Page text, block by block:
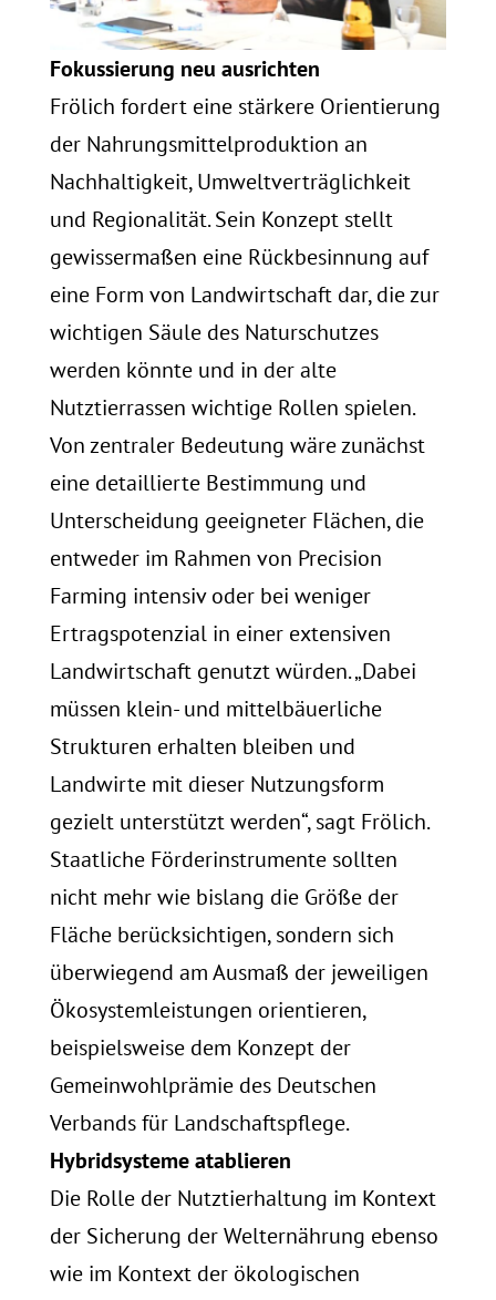
Fokussierung neu ausrichten
Frölich fordert eine stärkere Orientierung
der Nahrungsmittelproduktion an
Nachhaltigkeit, Umweltverträglichkeit
und Regionalität. Sein Konzept stellt
gewissermaßen eine Rückbesinnung auf
eine Form von Landwirtschaft dar, die zur
wichtigen Säule des Naturschutzes
werden könnte und in der alte
Nutztierrassen wichtige Rollen spielen.
Von zentraler Bedeutung wäre zunächst
eine detaillierte Bestimmung und
Unterscheidung geeigneter Flächen, die
entweder im Rahmen von Precision
Farming intensiv oder bei weniger
Ertragspotenzial in einer extensiven
Landwirtschaft genutzt würden. „Dabei
müssen klein- und mittelbäuerliche
Strukturen erhalten bleiben und
Landwirte mit dieser Nutzungsform
gezielt unterstützt werden“, sagt Frölich.
Staatliche Förderinstrumente sollten
nicht mehr wie bislang die Größe der
Fläche berücksichtigen, sondern sich
überwiegend am Ausmaß der jeweiligen
Ökosystemleistungen orientieren,
beispielsweise dem Konzept der
Gemeinwohlprämie des Deutschen
Verbands für Landschaftspflege.
Hybridsysteme atablieren
Die Rolle der Nutztierhaltung im Kontext
der Sicherung der Welternährung ebenso
wie im Kontext der ökologischen